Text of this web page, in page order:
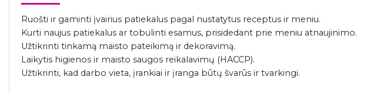
Ruošti ir gaminti įvairius patiekalus pagal nustatytus receptus ir meniu.
Kurti naujus patiekalus ar tobulinti esamus, prisidedant prie meniu atnaujinimo.
Užtikrinti tinkamą maisto pateikimą ir dekoravimą.
Laikytis higienos ir maisto saugos reikalavimų (HACCP).
Užtikrinti, kad darbo vieta, įrankiai ir įranga būtų švarūs ir tvarkingi.